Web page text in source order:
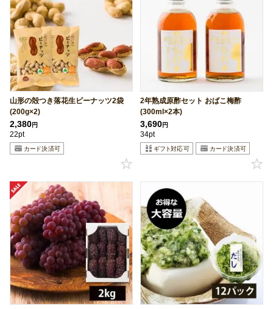
山形の殻つき落花生ビーナッツ2袋
(200g×2)
2,380円
22pt
2年熟成原酢セット おばこ梅酢
(300ml×2本)
3,690円
34pt